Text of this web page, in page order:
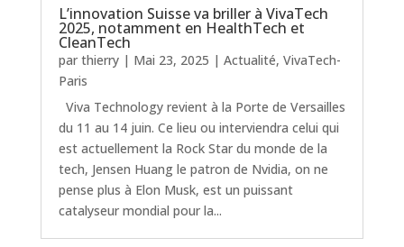
L’innovation Suisse va briller à VivaTech
2025, notamment en HealthTech et
CleanTech
par thierry| Mai 23, 2025 | Actualité, VivaTech-
Paris
Viva Technology revient à la Porte de Versailles
du 11 au 14 juin. Ce lieu ou interviendra celui qui
est actuellement la Rock Star du monde de la
tech, Jensen Huang le patron de Nvidia, on ne
pense plus à Elon Musk, est un puissant
catalyseur mondial pour la...